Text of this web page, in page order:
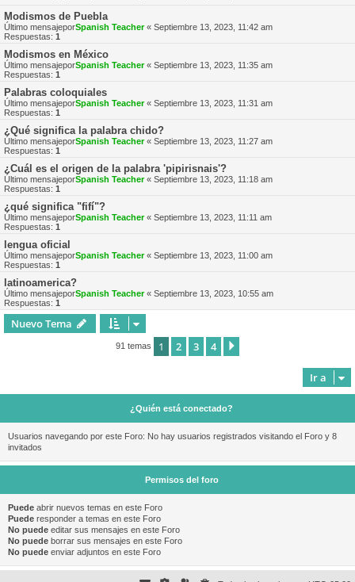
Modismos de Puebla
Último mensajeporSpanish Teacher« Septiembre 13, 2023, 11:42 am
Respuestas: 1
Modismos en México
Último mensajeporSpanish Teacher« Septiembre 13, 2023, 11:35 am
Respuestas: 1
Palabras coloquiales
Último mensajeporSpanish Teacher« Septiembre 13, 2023, 11:31 am
Respuestas: 1
¿Qué significa la palabra chido?
Último mensajeporSpanish Teacher« Septiembre 13, 2023, 11:27 am
Respuestas: 1
¿Cuál es el origen de la palabra 'pipirisnais'?
Último mensajeporSpanish Teacher« Septiembre 13, 2023, 11:18 am
Respuestas: 1
¿qué significa "fifí"?
Último mensajeporSpanish Teacher« Septiembre 13, 2023, 11:11 am
Respuestas: 1
lengua oficial
Último mensajeporSpanish Teacher« Septiembre 13, 2023, 11:00 am
Respuestas: 1
latinoamerica?
Último mensajeporSpanish Teacher« Septiembre 13, 2023, 10:55 am
Respuestas: 1
Nuevo Tema
91 temas 1 2 3 4
Ir a
¿Quién está conectado?
Usuarios navegando por este Foro: No hay usuarios registrados visitando el Foro y 8
invitados
Permisos del foro
Puede abrir nuevos temas en este Foro
Puede responder a temas en este Foro
No puede editar sus mensajes en este Foro
No puede borrar sus mensajes en este Foro
No puede enviar adjuntos en este Foro